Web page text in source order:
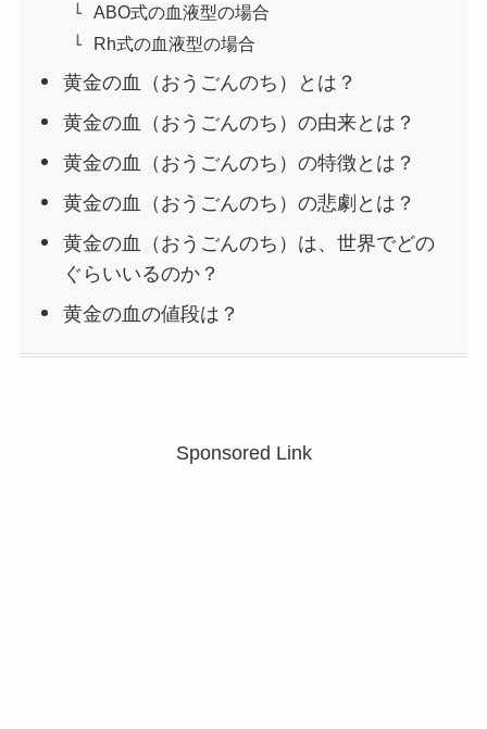
ABO式の血液型の場合
Rh式の血液型の場合
黄金の血（おうごんのち）とは？
黄金の血（おうごんのち）の由来とは？
黄金の血（おうごんのち）の特徴とは？
黄金の血（おうごんのち）の悲劇とは？
黄金の血（おうごんのち）は、世界でどの
ぐらいいるのか？
黄金の血の値段は？
Sponsored Link